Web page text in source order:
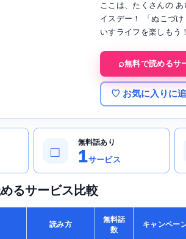
ここは、たくさんの
イスデー！ 「ぬこづ
いすライフを楽しもう！
無料で読めるサ
♡ お気に入りに
□
無料話あり
1サービス
るサービス比較
読み方
無料話
数
キャンペー